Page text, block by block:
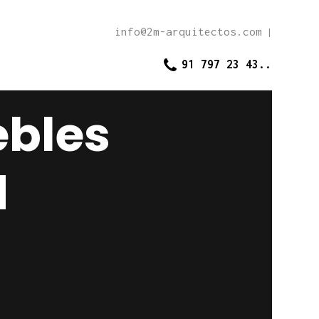
info@2m-arquitectos.com
91 797 23 43..